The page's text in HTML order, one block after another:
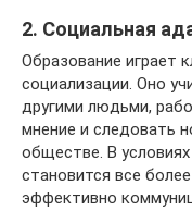
2. Социальная
Образование играет
социализации. Оно
другими людьми,
мнение и следовать
обществе. В
становится все
эффективно